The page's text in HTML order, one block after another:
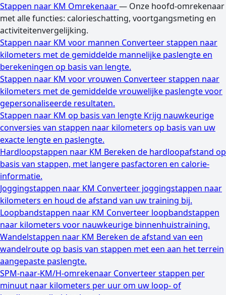
Stappen naar KM Omrekenaar— Onze hoofd-omrekenaar
met alle functies: calorieschatting, voortgangsmeting en
activiteitenvergelijking.
Stappen naar KM voor mannen Converteer stappen naar
kilometers met de gemiddelde mannelijke paslengte en
berekeningen op basis van lengte.
Stappen naar KM voor vrouwen Converteer stappen naar
kilometers met de gemiddelde vrouwelijke paslengte voor
gepersonaliseerde resultaten.
Stappen naar KM op basis van lengte Krijg nauwkeurige
conversies van stappen naar kilometers op basis van uw
exacte lengte en paslengte.
Hardloopstappen naar KM Bereken de hardloopafstand op
basis van stappen, met langere pasfactoren en calorie-
informatie.
Joggingstappen naar KM Converteer joggingstappen naar
kilometers en houd de afstand van uw training bij.
Loopbandstappen naar KM Converteer loopbandstappen
naar kilometers voor nauwkeurige binnenhuistraining.
Wandelstappen naar KM Bereken de afstand van een
wandelroute op basis van stappen met een aan het terrein
aangepaste paslengte.
SPM-naar-KM/H-omrekenaar Converteer stappen per
minuut naar kilometers per uur om uw loop- of